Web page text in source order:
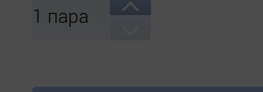
1 пара